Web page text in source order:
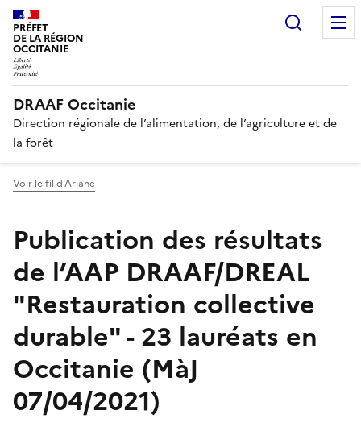
PRÉFET
DE LA RÉGION
OCCITANIE
DRAAF Occitanie
Direction régionale de l’alimentation, de l’agriculture et de
la forêt
Voir le fil d'Ariane
Publication des résultats
de l’AAP DRAAF/DREAL
"Restauration collective
durable" - 23 lauréats en
Occitanie (MàJ
07/04/2021)